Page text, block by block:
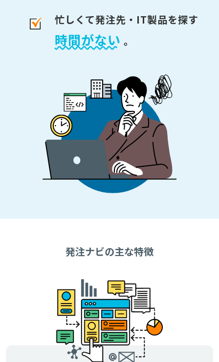
忙しくて発注先・IT製品を探す
時間がない 。
発注ナビの主な特徴